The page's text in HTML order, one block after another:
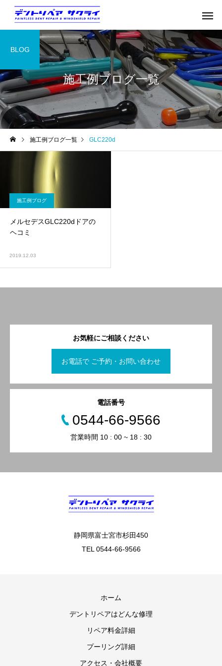
施工例ブログ一覧
BLOG
施工例ブログ一覧 GLC220d
施工例ブログ
メルセデスGLC220dドアの
ヘコミ
2019.12.03
お気軽にご相談ください
お電話で ご予約・お問い合わせ
電話番号
0544-66-9566
営業時間 10 : 00 ~ 18 : 30
静岡県富士宮市杉田450
TEL 0544-66-9566
ホーム
デントリペアはどんな修理
リペア料金詳細
プーリング詳細
アクセス・会社概要